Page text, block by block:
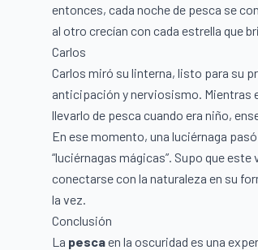
entonces, cada noche de pesca se
al otro crecían con cada estrella que
Carlos
Carlos miró su linterna, listo para su
anticipación y nerviosismo. Mientras
llevarlo de pesca cuando era niño,
En ese momento, una luciérnaga
“luciérnagas mágicas”. Supo que
conectarse con la naturaleza en su
la vez.
Conclusión
La pescaen la oscuridad es una